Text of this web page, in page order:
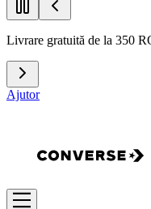
Livrare gratuită de la 350
Ajutor